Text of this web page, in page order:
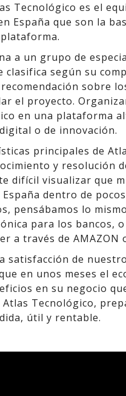
Tecnológico es el
España que son la
a un grupo de
según su
sobre
el proyecto.
en una plataforma
o de innovación.
principales de
y resolución
difícil visualizar que
dentro de
pensábamos lo
para los bancos,
a través de AMAZON
satisfacción de
en unos meses el
en su negocio
Tecnológico,
útil y rentable.